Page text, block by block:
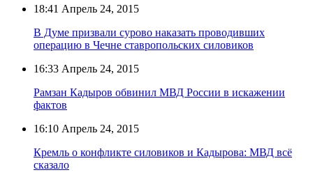
18:41 Апрель 24, 2015
В Думе призвали сурово наказать проводивших
операцию в Чечне ставропольских силовиков
16:33 Апрель 24, 2015
Рамзан Кадыров обвинил МВД России в искажении
фактов
16:10 Апрель 24, 2015
Кремль о конфликте силовиков и Кадырова: МВД всё
сказало